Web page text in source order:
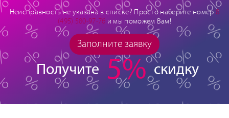
Неисправность не указана в списке? Просто наберите номер 8
(495) 580-97-76 и мы поможем Вам!
Заполните заявку
Получите 5% скидку